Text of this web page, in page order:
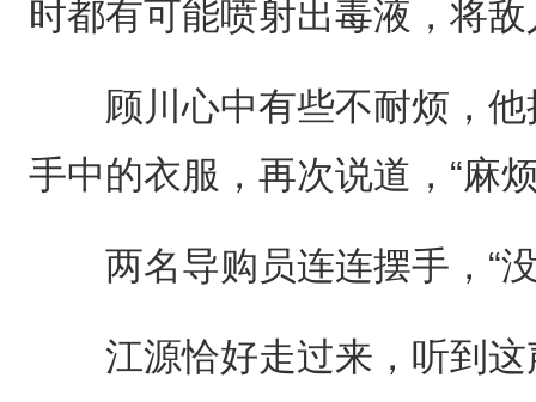
时都有可能喷射出毒液，将
顾川心中有些不耐烦，他
手中的衣服，再次说道，“麻
两名导购员连连摆手，“
江源恰好走过来，听到这